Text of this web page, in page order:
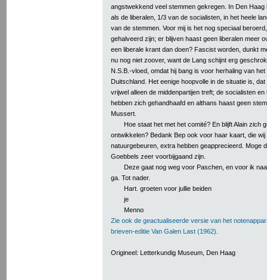
angstwekkend veel stemmen gekregen. In Den
als de liberalen, 1/3 van de socialisten, in het heele
van de stemmen. Voor mij is het nog speciaal
gehalveerd zijn; er blijven haast geen liberalen meer
een liberale krant dan doen? Fascist worden, dunkt
nu nog niet zoover, want de Lang schijnt erg
N.S.B.-vloed, omdat hij bang is voor herhaling van
Duitschland. Het eenige hoopvolle in de situatie is,
vrijwel alleen de middenpartijen treft; de socialisten en
hebben zich gehandhaafd en althans haast geen
Mussert.
Hoe staat het met het comité? En blijft Alain zich
ontwikkelen? Bedank Bep ook voor haar kaart, die
natuurgebeuren, extra hebben geapprecieerd. Moge
Goebbels zeer voorbijgaand zijn.
Deze gaat nog weg voor Paschen, en voor ik
ga. Tot nader.
Hart. groeten voor jullie beiden
je
Menno
Zie ook de geactualiseerde versie van het
brieven-editie Van Galen Last (1962).
Origineel: Letterkundig Museum, Den Haag